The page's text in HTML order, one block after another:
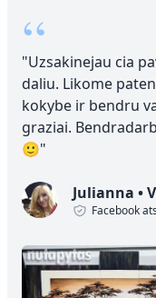
“
"Uzsakinejau cia
daliu. Likome
kokybe ir bendru
graziai.
🙂"
Julianna •
Facebook